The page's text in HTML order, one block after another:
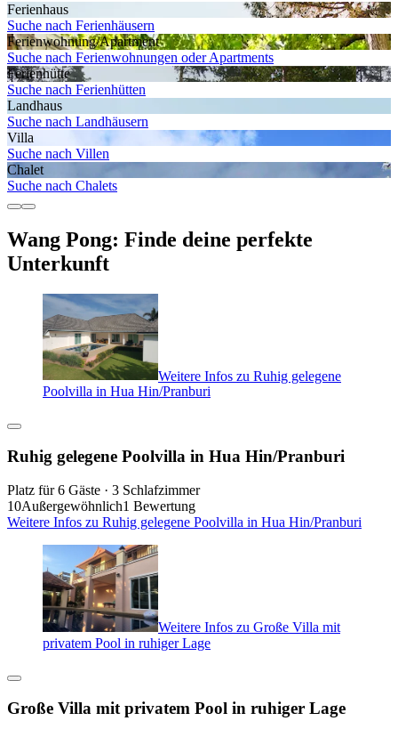
Ferienhaus
Suche nach Ferienhäusern
Ferienwohnung/Apartment
Suche nach Ferienwohnungen oder Apartments
Ferienhütte
Suche nach Ferienhütten
Landhaus
Suche nach Landhäusern
Villa
Suche nach Villen
Chalet
Suche nach Chalets
Wang Pong: Finde deine perfekte
Unterkunft
Weitere Infos zu Ruhig gelegene
Poolvilla in Hua Hin/Pranburi
Ruhig gelegene Poolvilla in Hua Hin/Pranburi
Platz für 6 Gäste · 3 Schlafzimmer
10Außergewöhnlich1 Bewertung
Weitere Infos zu Ruhig gelegene Poolvilla in Hua Hin/Pranburi
Weitere Infos zu Große Villa mit
privatem Pool in ruhiger Lage
Große Villa mit privatem Pool in ruhiger Lage